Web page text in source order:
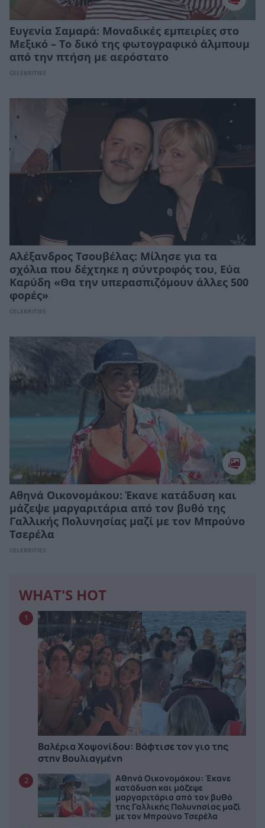
Ευγενία Σαμαρά: Μοναδικές εμπειρίες στο
Μεξικό – Το δικό της φωτογραφικό άλμπουμ
από την πτήση με αερόστατο
CELEBRITIES
Αλέξανδρος Τσουβέλας: Μίλησε για τα
σχόλια που δέχτηκε η σύντροφός του, Εύα
Καρύδη «Θα την υπερασπιζόμουν άλλες 500
φορές»
CELEBRITIES
Αθηνά Οικονομάκου: Έκανε κατάδυση και
μάζεψε μαργαριτάρια από τον βυθό της
Γαλλικής Πολυνησίας μαζί με τον Μπρούνο
Τσερέλα
CELEBRITIES
WHAT'S HOT
1
Βαλέρια Χοψονίδου: Bάφτισε τον γιο της
στην Βουλιαγμένη
2
Αθηνά Οικονομάκου: Έκανε
κατάδυση και μάζεψε
μαργαριτάρια από τον βυθό
της Γαλλικής Πολυνησίας μαζί
με τον Μπρούνο Τσερέλα